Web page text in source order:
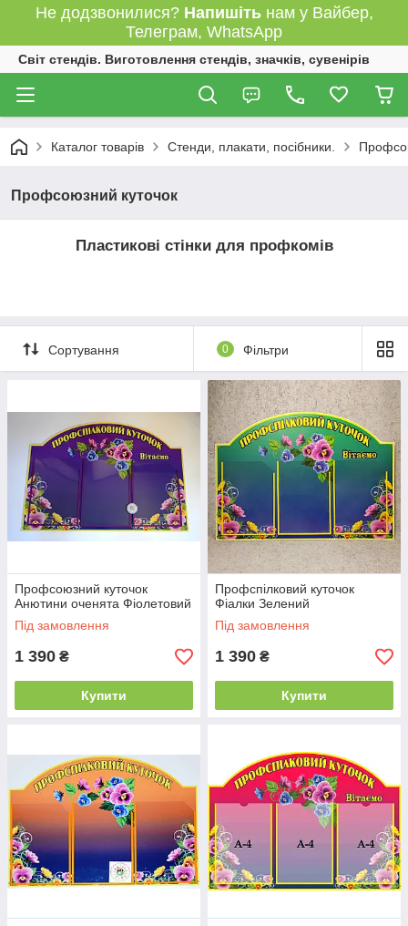
Не додзвонилися? Напишітьнам у Вайбер,
Телеграм, WhatsApp
Світ стендів. Виготовлення стендів, значків, сувенірів
Каталог товарів Стенди, плакати, посібники.
Профсоюзний куточок
Пластикові стінки для профкомів
Сортування 0 Фільтри
Профсоюзний куточок
Анютини оченята Фіолетовий
Під замовлення
1 390 ₴
Купити
Профспілковий куточок
Фіалки Зелений
Під замовлення
1 390 ₴
Купити